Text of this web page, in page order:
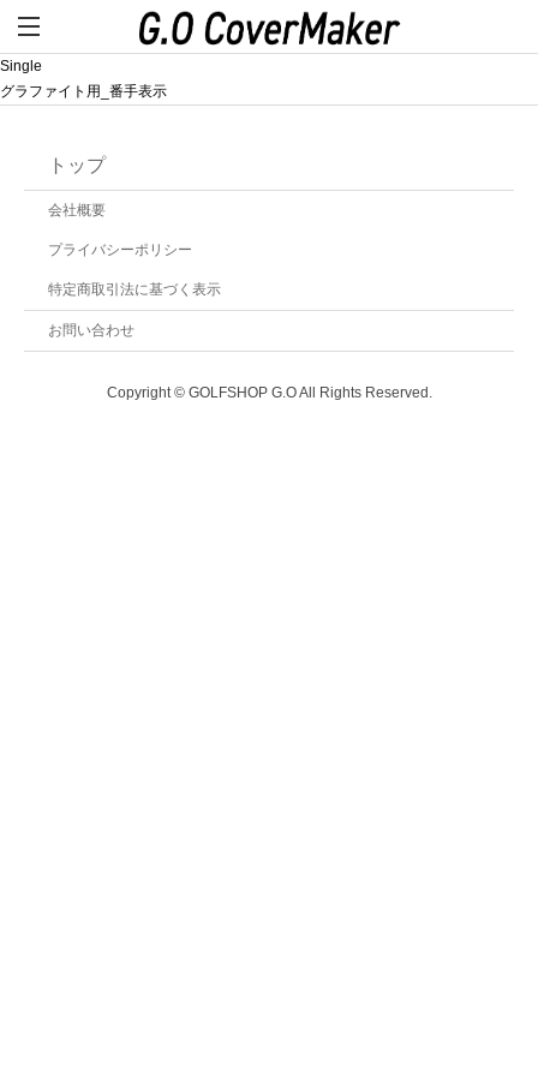
Single
グラファイト用_番手表示
トップ
会社概要
プライバシーポリシー
特定商取引法に基づく表示
お問い合わせ
Copyright © GOLFSHOP G.O All Rights Reserved.